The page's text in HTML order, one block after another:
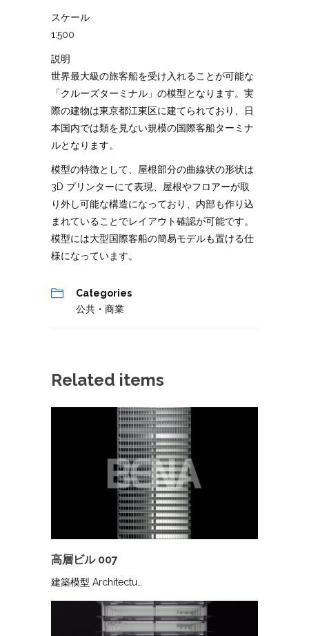
スケール
1:500
説明
世界最大級の旅客船を受け入れることが可能な
「クルーズターミナル」の模型となります。実
際の建物は東京都江東区に建てられており、日
本国内では類を見ない規模の国際客船ターミナ
ルとなります。
模型の特徴として、屋根部分の曲線状の形状は
3D プリンターにて表現、屋根やフロアーが取
り外し可能な構造になっており、内部も作り込
まれていることでレイアウト確認が可能です。
模型には大型国際客船の簡易モデルも置ける仕
様になっています。
Categories
公共・商業
Related items
高層ビル 007
建築模型 Architectu…